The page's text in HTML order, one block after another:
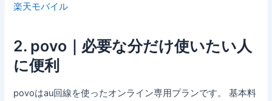
楽天モバイル
2. povo｜必要な分だけ使いたい人
に便利
povoはau回線を使ったオンライン専用プランです。 基本料